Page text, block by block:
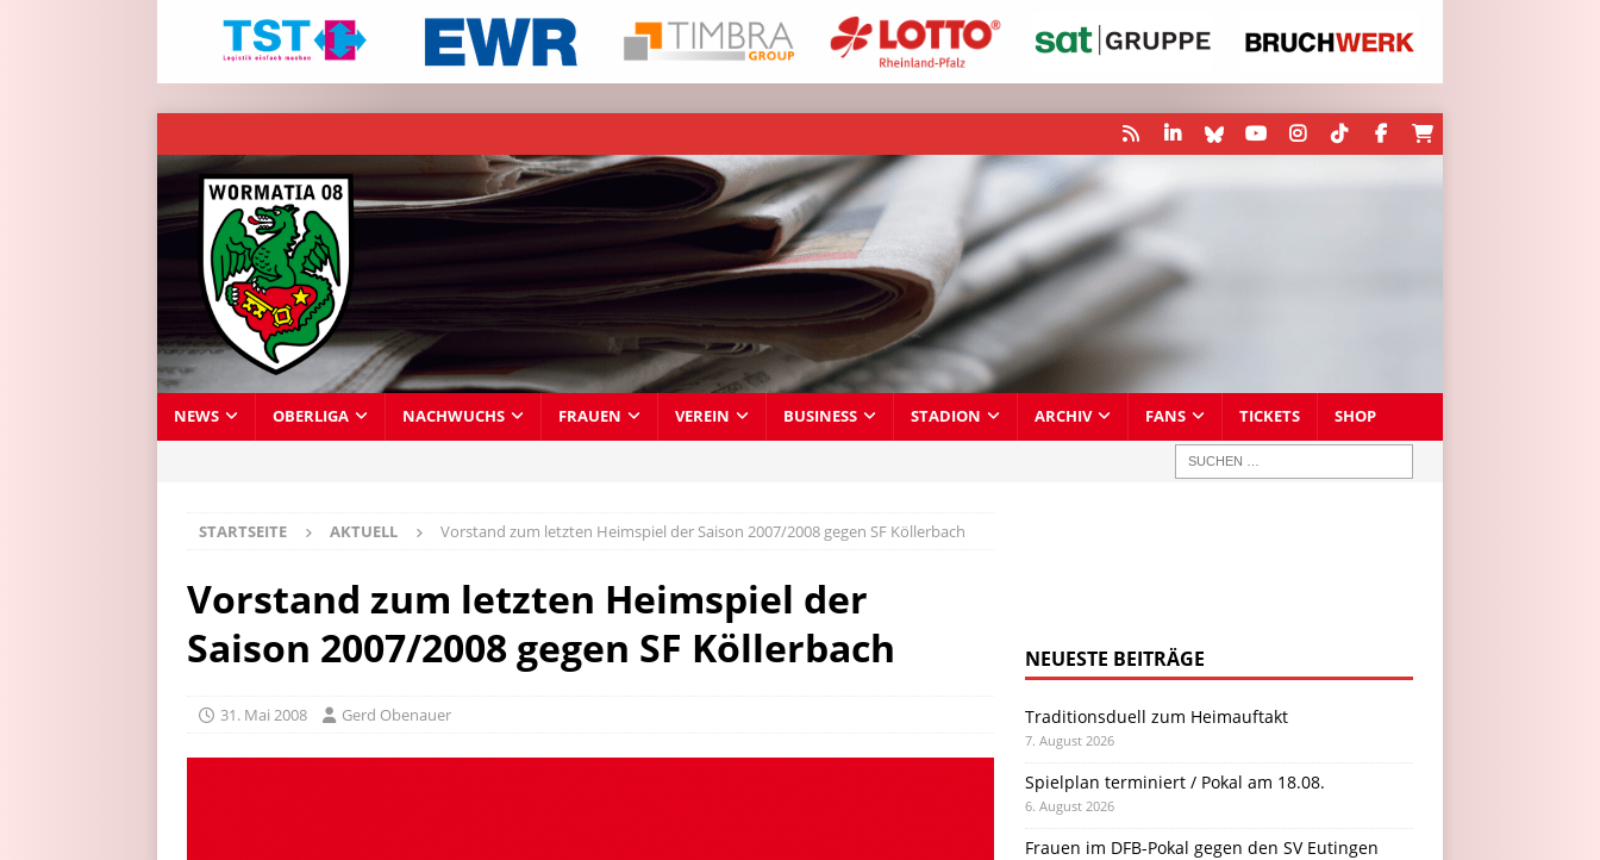
NEWS OBERLIGA NACHWUCHS FRAUEN VEREIN BUSINESS STADION ARCHIV FANS TICKETS SHOP
STARTSEITE AKTUELL Vorstand zum letzten Heimspiel der Saison 2007/2008 gegen SF Köllerbach
Vorstand zum letzten Heimspiel der
Saison 2007/2008 gegen SF Köllerbach
31. Mai 2008 Gerd Obenauer
NEUESTE BEITRÄGE
Traditionsduell zum Heimauftakt
7. August 2026
Spielplan terminiert / Pokal am 18.08.
6. August 2026
Frauen im DFB-Pokal gegen den SV Eutingen